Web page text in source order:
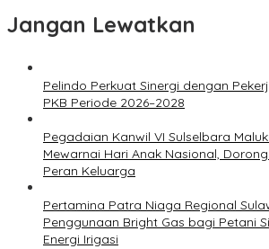
Jangan Lewatkan
Pelindo Perkuat Sinergi dengan
PKB Periode 2026–2028
Pegadaian Kanwil VI Sulselbara
Mewarnai Hari Anak Nasional,
Peran Keluarga
Pertamina Patra Niaga Regional
Penggunaan Bright Gas bagi Petani
Energi Irigasi